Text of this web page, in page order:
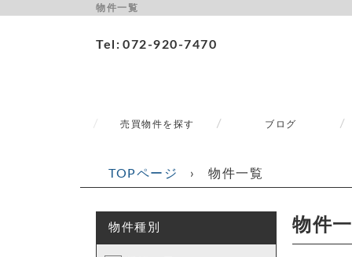
物件一覧
Tel 072-920-7470
売買物件を探す ブログ
TOPページ › 物件一覧
物件種別 物件